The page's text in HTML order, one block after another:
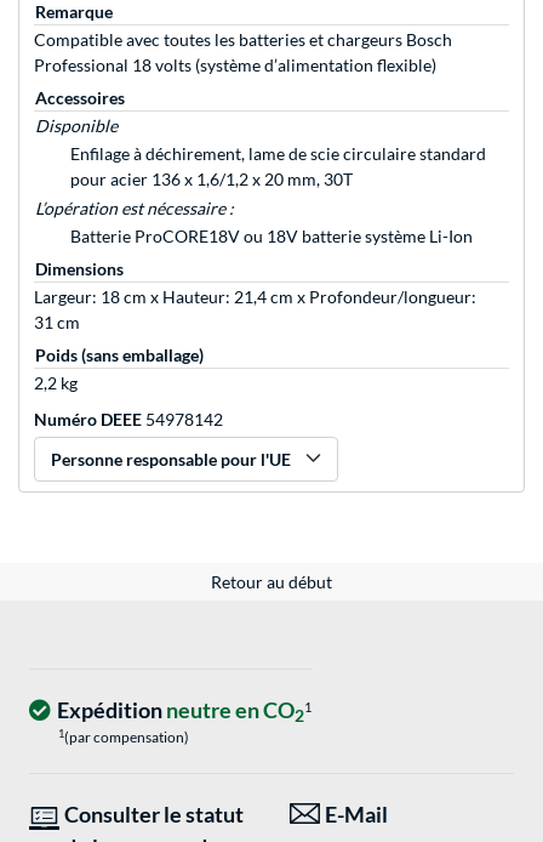
Remarque
Compatible avec toutes les batteries et chargeurs Bosch
Professional 18 volts (système d’alimentation flexible)
Accessoires
Disponible
Enfilage à déchirement, lame de scie circulaire standard
pour acier 136 x 1,6/1,2 x 20 mm, 30T
L’opération est nécessaire :
Batterie ProCORE18V ou 18V batterie système Li-Ion
Dimensions
Largeur: 18 cm x Hauteur: 21,4 cm x Profondeur/longueur:
31 cm
Poids (sans emballage)
2,2 kg
Numéro DEEE 54978142
Personne responsable pour l'UE
Retour au début
Expéditionneutre en CO21
1(par compensation)
Consulter le statut
E-Mail